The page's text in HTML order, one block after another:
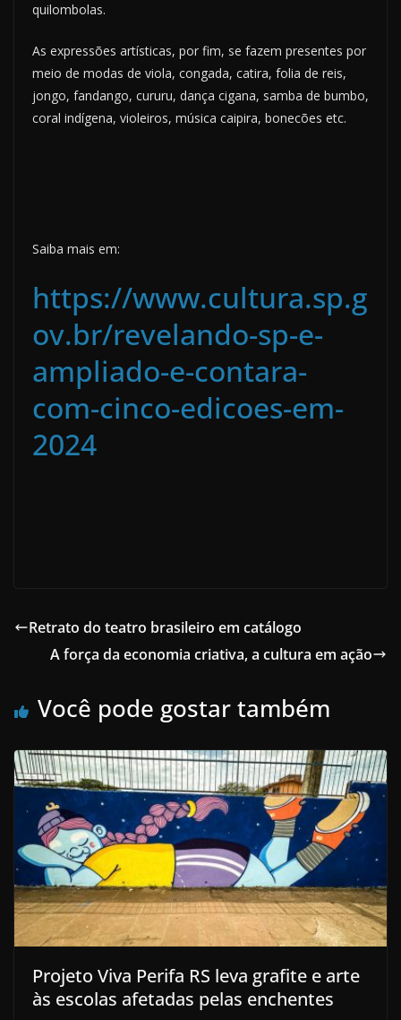
quilombolas.
As expressões artísticas, por fim, se fazem presentes por
meio de modas de viola, congada, catira, folia de reis,
jongo, fandango, cururu, dança cigana, samba de bumbo,
coral indígena, violeiros, música caipira, bonecões etc.
Saiba mais em:
https://www.cultura.sp.g
ov.br/revelando-sp-e-
ampliado-e-contara-
com-cinco-edicoes-em-
2024
Retrato do teatro brasileiro em catálogo
A força da economia criativa, a cultura em ação
Você pode gostar também
Projeto Viva Perifa RS leva grafite e arte
às escolas afetadas pelas enchentes